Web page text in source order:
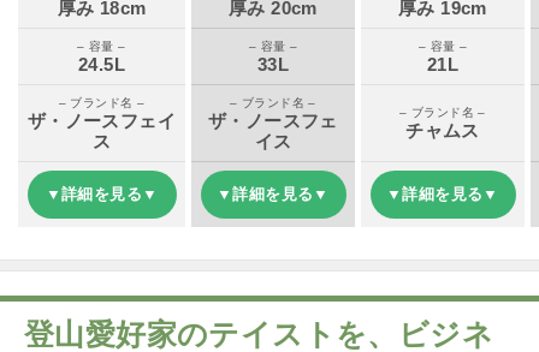
厚み 18cm
厚み 20cm
厚み 19cm
– 容量 –
24.5L
– 容量 –
33L
– 容量 –
21L
– ブランド名 –
ザ・ノースフェイ
ス
– ブランド名 –
ザ・ノースフェ
イス
– ブランド名 –
チャムス
▼詳細を見る▼ ▼詳細を見る▼ ▼詳細を見る▼
登山愛好家のテイストを、ビジネ